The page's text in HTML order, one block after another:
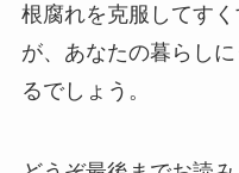
根腐れを克服してす
が、あなたの暮らし
るでしょう。